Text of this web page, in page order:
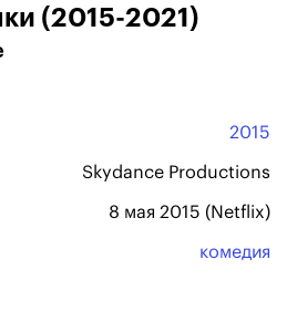
(2015-2021)
2015
Skydance Productions
8 мая 2015 (Netflix)
комедия